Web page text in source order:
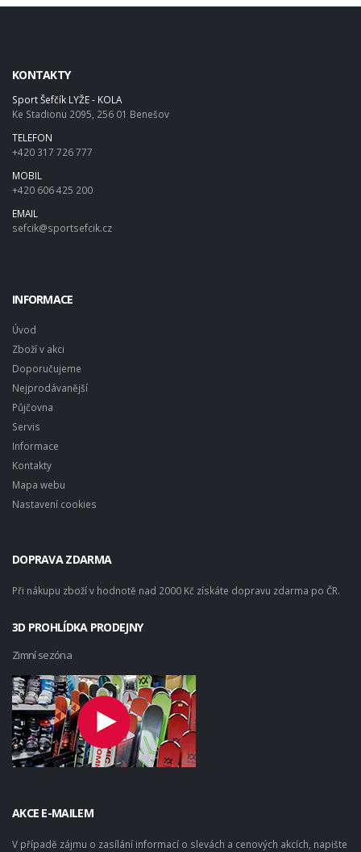
KONTAKTY
Sport Šefčík LYŽE - KOLA
Ke Stadionu 2095, 256 01 Benešov
TELEFON
+420 317 726 777
MOBIL
+420 606 425 200
EMAIL
sefcik@sportsefcik.cz
INFORMACE
Úvod
Zboží v akci
Doporučujeme
Nejprodávanější
Půjčovna
Servis
Informace
Kontakty
Mapa webu
Nastavení cookies
DOPRAVA ZDARMA
Při nákupu zboží v hodnotě nad 2000 Kč získáte dopravu zdarma po ČR.
3D PROHLÍDKA PRODEJNY
Zimní sezóna
AKCE E-MAILEM
V případě zájmu o zasílání informací o slevách a cenových akcích, napište